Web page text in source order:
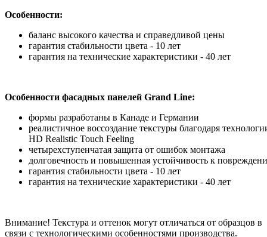
Особенности:
баланс высокого качества и справедливой цены
гарантия стабильности цвета - 10 лет
гарантия на технические характеристики - 40 лет
Особенности фасадных панелей Grand Line:
формы разработаны в Канаде и Германии
реалистичное воссоздание текстуры благодаря
HD Realistic Touch Feeling
четырехступенчатая защита от ошибок монтажа
долговечность и повышенная устойчивость к
гарантия стабильности цвета - 10 лет
гарантия на технические характеристики - 40 лет
Внимание! Текстура и оттенок могут отличаться от образцов в
связи с технологическими особенностями производства.